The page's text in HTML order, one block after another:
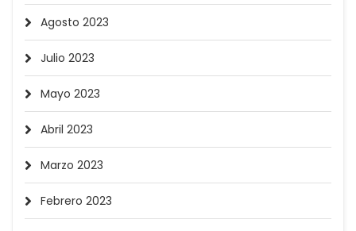
Agosto 2023
Julio 2023
Mayo 2023
Abril 2023
Marzo 2023
Febrero 2023